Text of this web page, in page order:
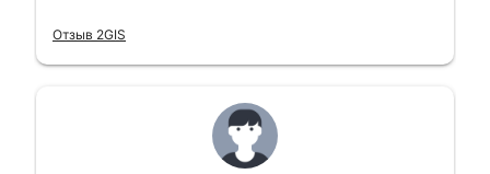
Отзыв 2GIS